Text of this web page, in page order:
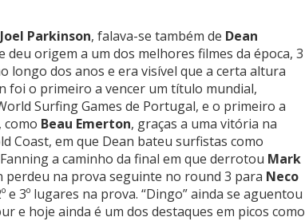
Joel Parkinson, falava-se também de Dean
deu origem a um dos melhores filmes da época, 3
longo dos anos e era visível que a certa altura
foi o primeiro a vencer um título mundial,
Surfing Games de Portugal, e o primeiro a
como Beau Emerton, graças a uma vitória na
Coast, em que Dean bateu surfistas como
a caminho da final em que derrotou Mark
perdeu na prova seguinte no round 3 para Neco
e 3º lugares na prova. “Dingo” ainda se aguentou
e hoje ainda é um dos destaques em picos como